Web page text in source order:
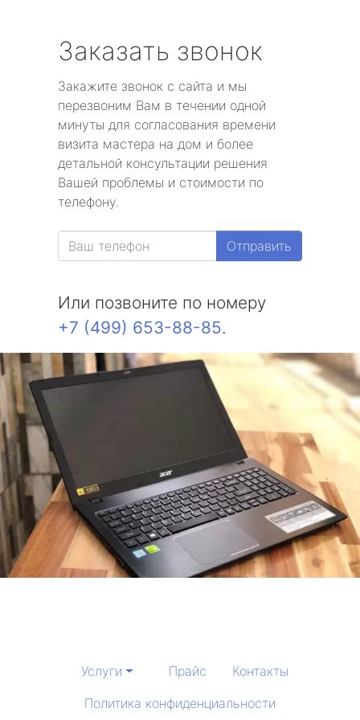
Заказать звонок
Закажите звонок с сайта и мы
перезвоним Вам в течении одной
минуты для согласования времени
визита мастера на дом и более
детальной консультации решения
Вашей проблемы и стоимости по
телефону.
Отправить
Или позвоните по номеру
+7 (499) 653-88-85.
Услуги Прайс
Контакты
Политика конфиденциальности